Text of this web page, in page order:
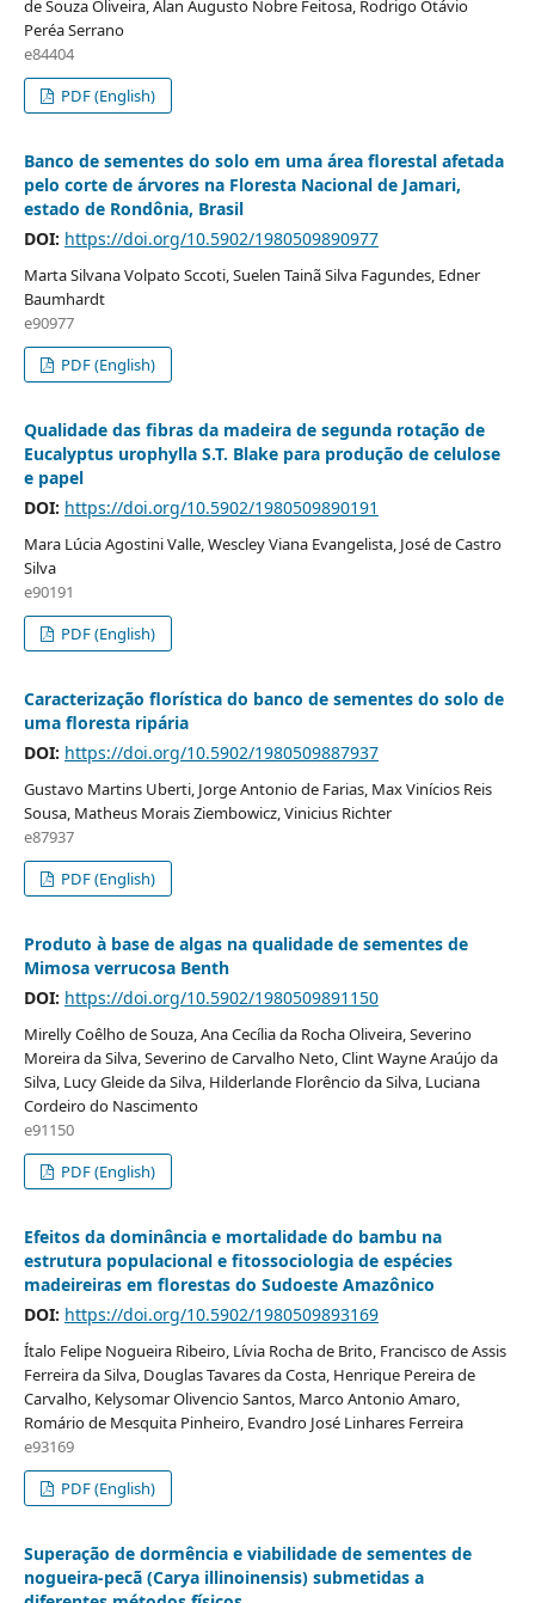
de Souza Oliveira, Alan Augusto Nobre Feitosa, Rodrigo Otávio
Peréa Serrano
e84404
PDF (English)
Banco de sementes do solo em uma área florestal afetada
pelo corte de árvores na Floresta Nacional de Jamari,
estado de Rondônia, Brasil
DOI: https://doi.org/10.5902/1980509890977
Marta Silvana Volpato Sccoti, Suelen Tainã Silva Fagundes, Edner
Baumhardt
e90977
PDF (English)
Qualidade das fibras da madeira de segunda rotação de
Eucalyptus urophylla S.T. Blake para produção de celulose
e papel
DOI: https://doi.org/10.5902/1980509890191
Mara Lúcia Agostini Valle, Wescley Viana Evangelista, José de Castro
Silva
e90191
PDF (English)
Caracterização florística do banco de sementes do solo de
uma floresta ripária
DOI: https://doi.org/10.5902/1980509887937
Gustavo Martins Uberti, Jorge Antonio de Farias, Max Vinícios Reis
Sousa, Matheus Morais Ziembowicz, Vinicius Richter
e87937
PDF (English)
Produto à base de algas na qualidade de sementes de
Mimosa verrucosa Benth
DOI: https://doi.org/10.5902/1980509891150
Mirelly Coêlho de Souza, Ana Cecília da Rocha Oliveira, Severino
Moreira da Silva, Severino de Carvalho Neto, Clint Wayne Araújo da
Silva, Lucy Gleide da Silva, Hilderlande Florêncio da Silva, Luciana
Cordeiro do Nascimento
e91150
PDF (English)
Efeitos da dominância e mortalidade do bambu na
estrutura populacional e fitossociologia de espécies
madeireiras em florestas do Sudoeste Amazônico
DOI: https://doi.org/10.5902/1980509893169
Ítalo Felipe Nogueira Ribeiro, Lívia Rocha de Brito, Francisco de Assis
Ferreira da Silva, Douglas Tavares da Costa, Henrique Pereira de
Carvalho, Kelysomar Olivencio Santos, Marco Antonio Amaro,
Romário de Mesquita Pinheiro, Evandro José Linhares Ferreira
e93169
PDF (English)
Superação de dormência e viabilidade de sementes de
nogueira-pecã (Carya illinoinensis) submetidas a